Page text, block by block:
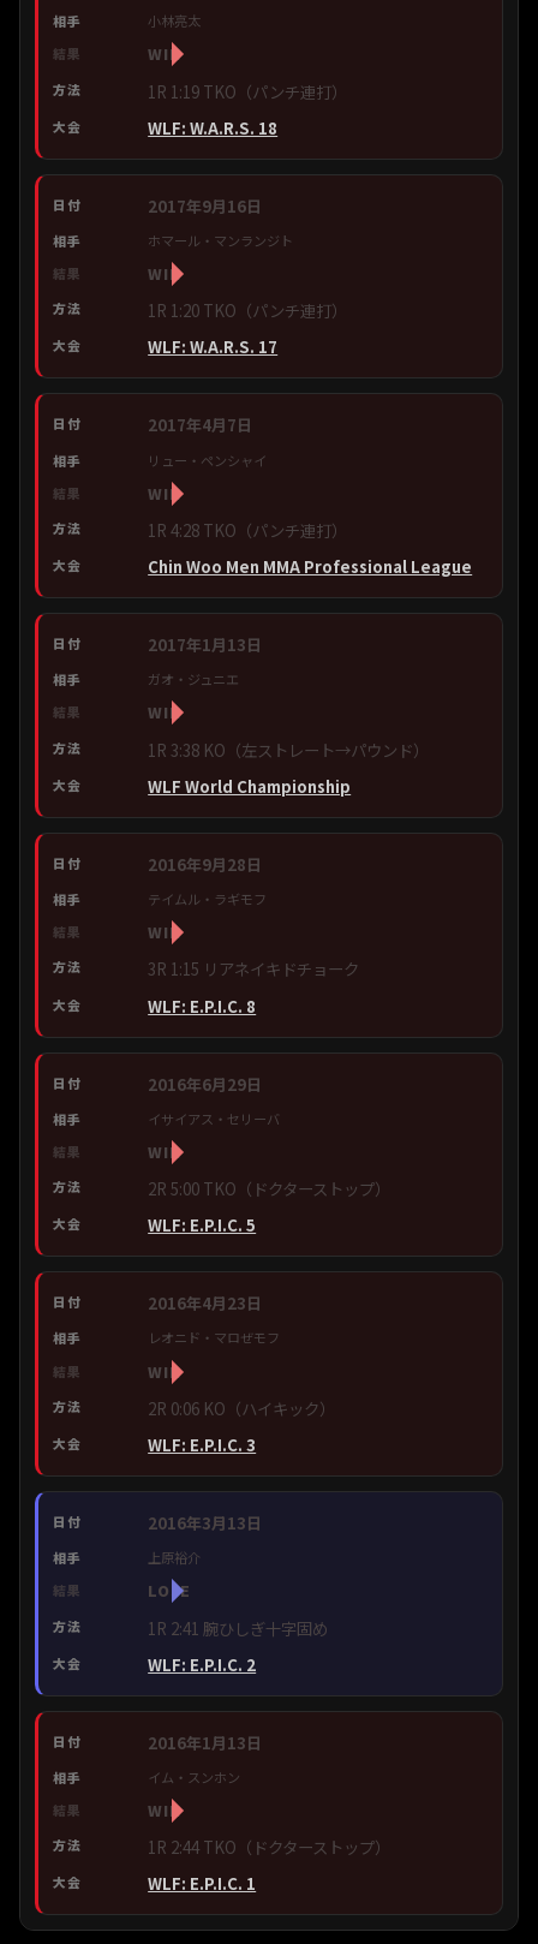
小林亮太
WIN
1R 1:19 TKO（パンチ連打）
WLF: W.A.R.S. 18
2017年9月16日
ホマール・マンランジト
WIN
1R 1:20 TKO（パンチ連打）
WLF: W.A.R.S. 17
2017年4月7日
リュー・ペンシャイ
WIN
1R 4:28 TKO（パンチ連打）
Chin Woo Men MMA Professional League
2017年1月13日
ガオ・ジュニエ
WIN
1R 3:38 KO（左ストレート→パウンド）
WLF World Championship
2016年9月28日
テイムル・ラギモフ
WIN
3R 1:15 リアネイキドチョーク
WLF: E.P.I.C. 8
2016年6月29日
イサイアス・セリーバ
WIN
2R 5:00 TKO（ドクターストップ）
WLF: E.P.I.C. 5
2016年4月23日
レオニド・マロぜモフ
WIN
2R 0:06 KO（ハイキック）
WLF: E.P.I.C. 3
2016年3月13日
上原裕介
LOSE
1R 2:41 腕ひしぎ十字固め
WLF: E.P.I.C. 2
2016年1月13日
イム・スンホン
WIN
1R 2:44 TKO（ドクターストップ）
WLF: E.P.I.C. 1